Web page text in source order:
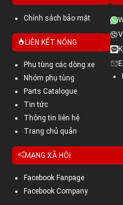
Chính sách bảo mật
LIÊN KẾT NÓNG
Phụ tùng các dòng xe
Nhóm phụ tùng
Parts Catalogue
Tin tức
Thông tin liên hệ
Trang chủ quản
MẠNG XÃ HỘI
Facebook Fanpage
Facebook Company